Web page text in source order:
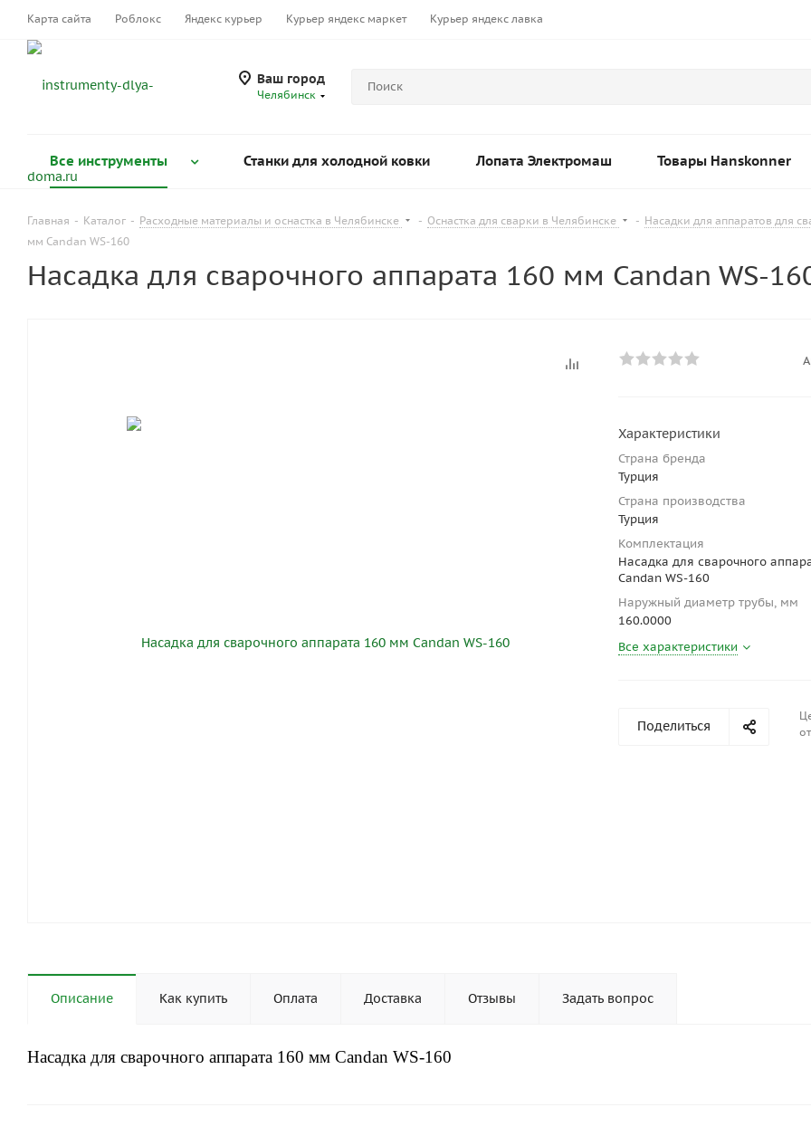
Карта сайта Роблокс Яндекс курьер Курьер яндекс маркет Курьер яндекс лавка
Ваш город
Челябинск
Все инструменты Станки для холодной ковки Лопата Электромаш Товары Hanskonner
Главная - Каталог - Расходные материалы и оснастка в Челябинске - Оснастка для сварки в Челябинске - Насадки для аппаратов для
мм Candan WS-160
Насадка для сварочного аппарата 160 мм Candan WS-
Характеристики
Страна бренда
Турция
Страна производства
Турция
Комплектация
Насадка для сварочного
Candan WS-160
Наружный диаметр трубы, мм
160.0000
Все характеристики
Поделиться
Описание Как купить Оплата Доставка Отзывы Задать вопрос
Насадка для сварочного аппарата 160 мм Candan WS-160